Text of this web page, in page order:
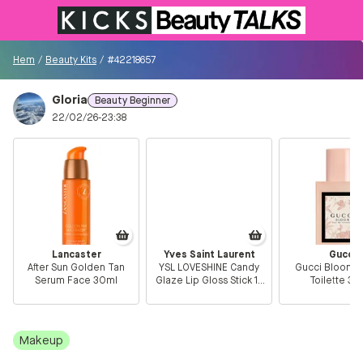
Till KICKS.se
Besökare
Sök i communityt...
👋Är du ny på Communityt?
Såhär kommer du
Hem
Hem / Beauty Kits / #42218657
Gloria
Beauty Beginner
22/02/26-23:38
Lancaster
After Sun Golden Tan
Serum Face 30ml
Yves Saint Laurent
YSL LOVESHINE Candy
Glaze Lip Gloss Stick 15
Gucci
Gucci Bloom
Toilette 30
Makeup